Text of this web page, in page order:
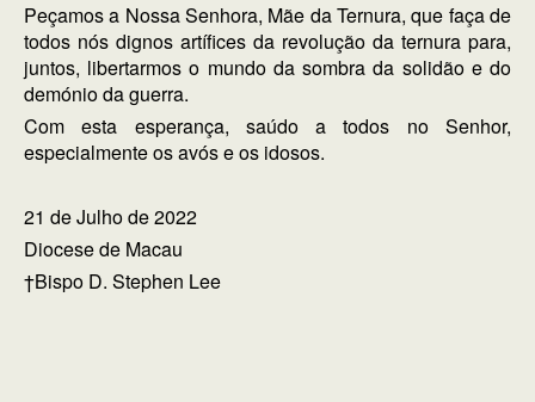
Peçamos a Nossa Senhora, Mãe da Ternura, que faça de
todos nós dignos artífices da revolução da ternura para,
juntos, libertarmos o mundo da sombra da solidão e do
demónio da guerra.
Com esta esperança, saúdo a todos no Senhor,
especialmente os avós e os idosos.
21 de Julho de 2022
Diocese de Macau
†Bispo D. Stephen Lee